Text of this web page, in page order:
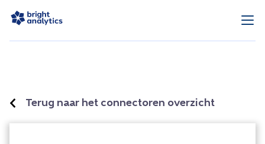
Terug naar het connectoren overzicht